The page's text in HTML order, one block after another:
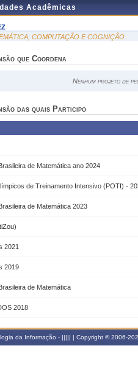
Acadêmicas
COMPUTAÇÃO E COGNIÇÃO
que Coordena
Nenhum projeto de
das quais Participo
de Matemática ano 2024
de Treinamento Intensivo (POTI) -
de Matemática 2023
2021
2019
de Matemática
2018
da Informação - ||||| | Copyright © 2006-